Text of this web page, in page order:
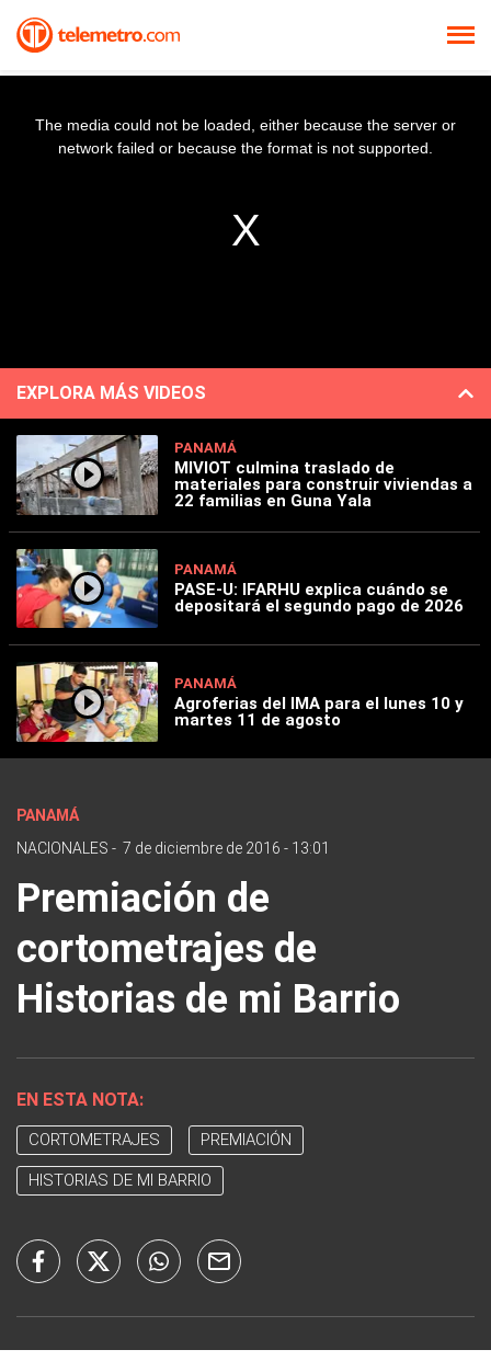
The media could not be loaded, either because the server or
network failed or because the format is not supported.
EXPLORA MÁS VIDEOS
PANAMÁ
MIVIOT culmina traslado de
materiales para construir viviendas a
22 familias en Guna Yala
PANAMÁ
PASE-U: IFARHU explica cuándo se
depositará el segundo pago de 2026
PANAMÁ
Agroferias del IMA para el lunes 10 y
martes 11 de agosto
PANAMÁ
NACIONALES - 7 de diciembre de 2016 - 13:01
Premiación de
cortometrajes de
Historias de mi Barrio
EN ESTA NOTA:
CORTOMETRAJES PREMIACIÓN
HISTORIAS DE MI BARRIO